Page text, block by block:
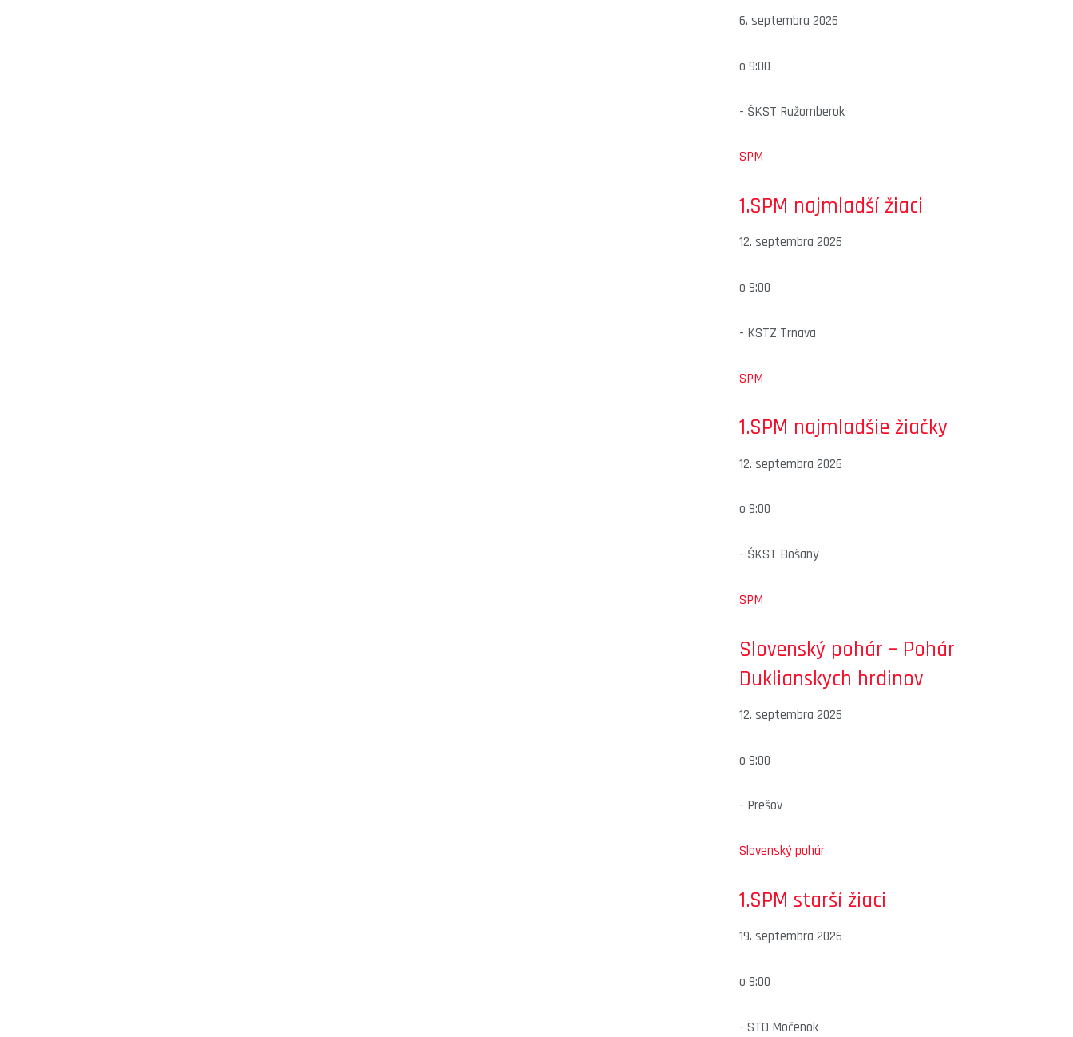
6. septembra 2026
o 9:00
- ŠKST Ružomberok
SPM
1.SPM najmladší žiaci
12. septembra 2026
o 9:00
- KSTZ Trnava
SPM
1.SPM najmladšie žiačky
12. septembra 2026
o 9:00
- ŠKST Bošany
SPM
Slovenský pohár – Pohár
Duklianskych hrdinov
12. septembra 2026
o 9:00
- Prešov
Slovenský pohár
1.SPM starší žiaci
19. septembra 2026
o 9:00
- STO Močenok